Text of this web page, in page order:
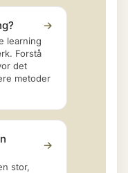
→
learning
Forstå
det
metoder
→
stor,